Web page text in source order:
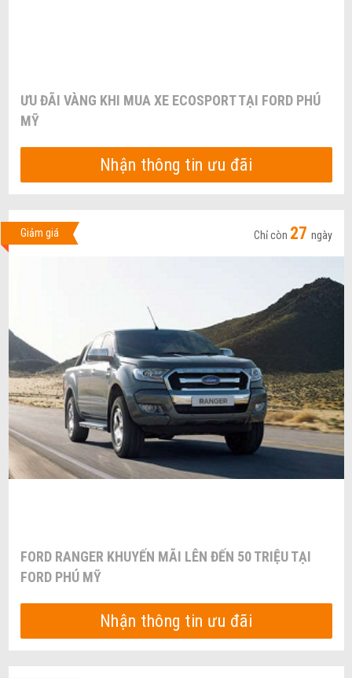
ƯU ĐÃI VÀNG KHI MUA XE ECOSPORT TẠI FORD PHÚ
MỸ
Nhận thông tin ưu đãi
Giảm giá Chỉ còn 27 ngày
FORD RANGER KHUYẾN MÃI LÊN ĐẾN 50 TRIỆU TẠI
FORD PHÚ MỸ
Nhận thông tin ưu đãi